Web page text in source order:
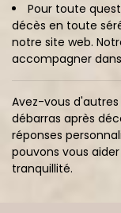
Pour toute
décès en toute
notre site web.
accompagner
Avez-vous
débarras après
réponses
pouvons vous
tranquillité.